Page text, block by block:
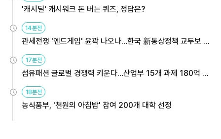
'캐시딜' 캐시워크 돈 버는 퀴즈, 정답은?
14분전
관세전쟁 '엔드게임' 윤곽 나오나…한국 新통상정책 교두보 활
17분전
섬유패션 글로벌 경쟁력 키운다…산업부 15개 과제 180억 지
18분전
농식품부, '천원의 아침밥' 참여 200개 대학 선정